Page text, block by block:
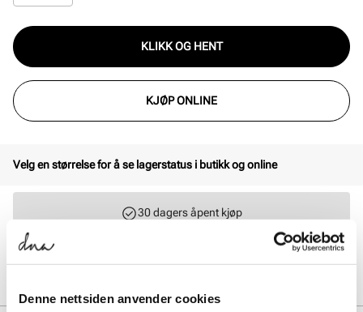
Denne nettsiden anvender cookies
KLIKK OG HENT
KJØP ONLINE
Velg en størrelse for å se lagerstatus i butikk og online
30 dagers åpent kjøp
Gratis retur i butikk